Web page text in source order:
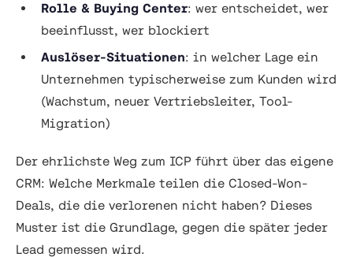
Rolle & Buying Center: wer entscheidet, wer
beeinflusst, wer blockiert
Auslöser-Situationen: in welcher Lage ein
Unternehmen typischerweise zum Kunden wird
(Wachstum, neuer Vertriebsleiter, Tool-
Migration)
Der ehrlichste Weg zum ICP führt über das eigene
CRM: Welche Merkmale teilen die Closed-Won-
Deals, die die verlorenen nicht haben? Dieses
Muster ist die Grundlage, gegen die später jeder
Lead gemessen wird.